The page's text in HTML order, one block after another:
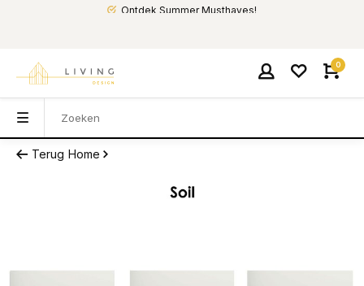
Ontdek Summer Musthaves!
0
Terug Home